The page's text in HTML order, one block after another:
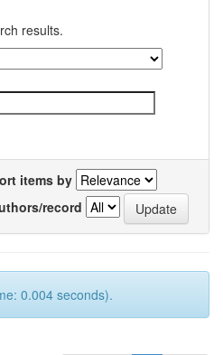
results.
items by
record
0.004 seconds).